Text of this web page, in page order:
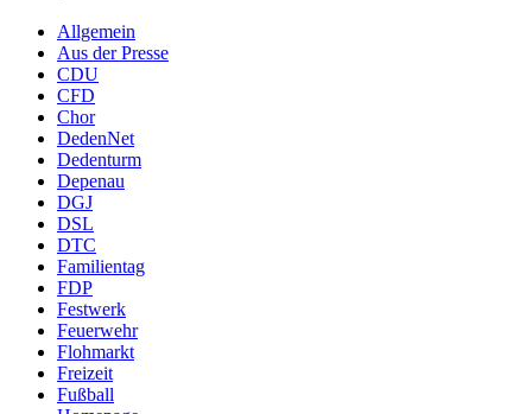
Allgemein
Aus der Presse
CDU
CFD
Chor
DedenNet
Dedenturm
Depenau
DGJ
DSL
DTC
Familientag
FDP
Festwerk
Feuerwehr
Flohmarkt
Freizeit
Fußball